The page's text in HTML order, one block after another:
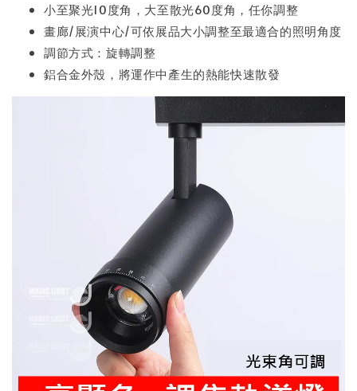
小至聚光10度角，大至散光60度角，任你調整
畫廊/展演中心/可依展品大小調整至最適合的照明角度
調節方式：旋轉調整
鋁合金外殼，將運作中產生的熱能快速散發